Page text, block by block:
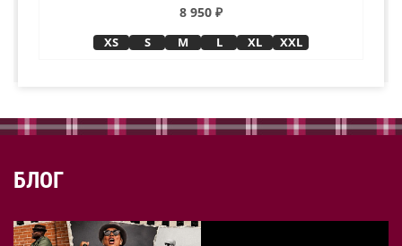
8 950 ₽
XS S M L XL XXL
БЛОГ